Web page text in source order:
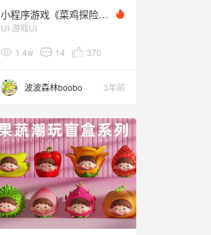
小程序游戏《菜鸡探险队》| 小菜鸡IP同名游戏设计思路
UI-游戏UI
1.4w 14 370
波波森林boobo 3年前